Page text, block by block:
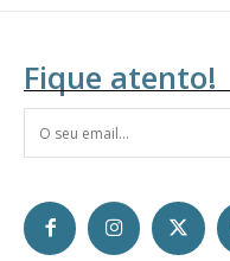
Fique atento!